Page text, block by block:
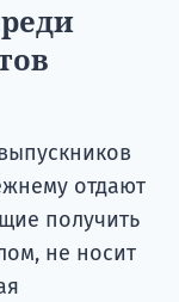
отдают
получить
не носит